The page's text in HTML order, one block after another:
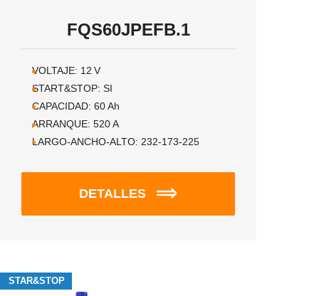
FQS60JPEFB.1
VOLTAJE: 12 V
START&STOP: SI
CAPACIDAD: 60Ah
ARRANQUE: 520A
LARGO-ANCHO-ALTO: 232-173-225
DETALLES
STAR&STOP